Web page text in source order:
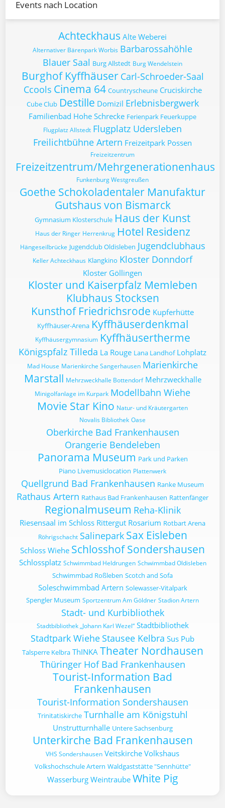
Events nach Location
Achteckhaus Alte Weberei
Alternativer Bärenpark Worbis Barbarossahöhle
Blauer Saal Burg Allstedt Burg Wendelstein
Burghof Kyffhäuser Carl-Schroeder-Saal
Ccools Cinema 64 Countryscheune Cruciskirche
Cube Club Destille Domizil Erlebnisbergwerk
Familienbad Hohe Schrecke Ferienpark Feuerkuppe
Flugplatz Allstedt Flugplatz Udersleben
Freilichtbühne Artern Freizeitpark Possen
Freizeitzentrum
Freizeitzentrum/Mehrgenerationenhaus
Funkenburg Westgreußen
Goethe Schokoladentaler Manufaktur
Gutshaus von Bismarck
Gymnasium Klosterschule Haus der Kunst
Haus der Ringer Herrenkrug Hotel Residenz
Hängeseilbrücke Jugendclub Oldisleben Jugendclubhaus
Keller Achteckhaus Klangkino Kloster Donndorf
Kloster Göllingen
Kloster und Kaiserpfalz Memleben
Klubhaus Stocksen
Kunsthof Friedrichsrode Kupferhütte
Kyffhäuser-Arena Kyffhäuserdenkmal
Kyffhäusergymnasium Kyffhäusertherme
Königspfalz Tilleda La Rouge Lana Landhof Lohplatz
Mad House Marienkirche Sangerhausen Marienkirche
Marstall Mehrzweckhalle Bottendorf Mehrzweckhalle
Minigolfanlage im Kurpark Modellbahn Wiehe
Movie Star Kino Natur- und Kräutergarten
Novalis Bibliothek Oase
Oberkirche Bad Frankenhausen
Orangerie Bendeleben
Panorama Museum Park und Parken
Piano Livemusiclocation Plattenwerk
Quellgrund Bad Frankenhausen Ranke Museum
Rathaus Artern Rathaus Bad Frankenhausen Rattenfänger
Regionalmuseum Reha-Klinik
Riesensaal im Schloss Rittergut Rosarium Rotbart Arena
Röhrigschacht Salinepark Sax Eisleben
Schloss Wiehe Schlosshof Sondershausen
Schlossplatz Schwimmbad Heldrungen Schwimmbad Oldisleben
Schwimmbad Roßleben Scotch and Sofa
Soleschwimmbad Artern Solewasser-Vitalpark
Spengler Museum Sportzentrum Am Göldner Stadion Artern
Stadt- und Kurbibliothek
Stadtbibliothek „Johann Karl Wezel“ Stadtbibliothek
Stadtpark Wiehe Stausee Kelbra Sus Pub
Talsperre Kelbra ThINKA Theater Nordhausen
Thüringer Hof Bad Frankenhausen
Tourist-Information Bad
Frankenhausen
Tourist-Information Sondershausen
Trinitatiskirche Turnhalle am Königstuhl
Unstrutturnhalle Untere Sachsenburg
Unterkirche Bad Frankenhausen
VHS Sondershausen Veitskirche Volkshaus
Volkshochschule Artern Waldgaststätte "Sennhütte"
Wasserburg Weintraube White Pig